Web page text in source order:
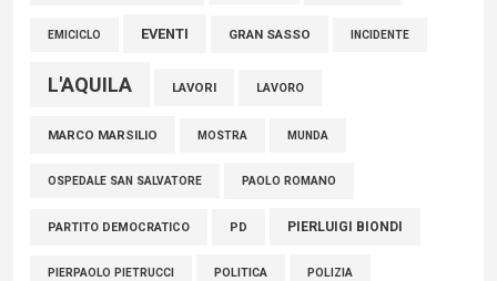
EMICICLO EVENTI GRAN SASSO INCIDENTE
L'AQUILA LAVORI LAVORO
MARCO MARSILIO MOSTRA MUNDA
OSPEDALE SAN SALVATORE PAOLO ROMANO
PARTITO DEMOCRATICO PD PIERLUIGI BIONDI
PIERPAOLO PIETRUCCI POLITICA POLIZIA